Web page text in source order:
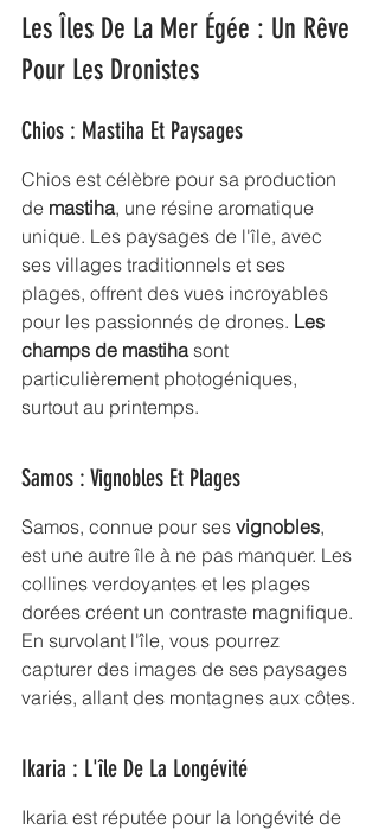
Les Îles De La Mer Égée : Un Rêve
Pour Les Dronistes
Chios : Mastiha Et Paysages
Chios est célèbre pour sa production
de mastiha, une résine aromatique
unique. Les paysages de l'île, avec
ses villages traditionnels et ses
plages, offrent des vues incroyables
pour les passionnés de drones. Les
champs de mastiha sont
particulièrement photogéniques,
surtout au printemps.
Samos : Vignobles Et Plages
Samos, connue pour ses vignobles,
est une autre île à ne pas manquer. Les
collines verdoyantes et les plages
dorées créent un contraste magnifique.
En survolant l'île, vous pourrez
capturer des images de ses paysages
variés, allant des montagnes aux côtes.
Ikaria : L'île De La Longévité
Ikaria est réputée pour la longévité de